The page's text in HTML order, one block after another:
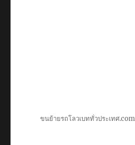
ขนย้ายรถโลวเบททั่วประเทศ.com